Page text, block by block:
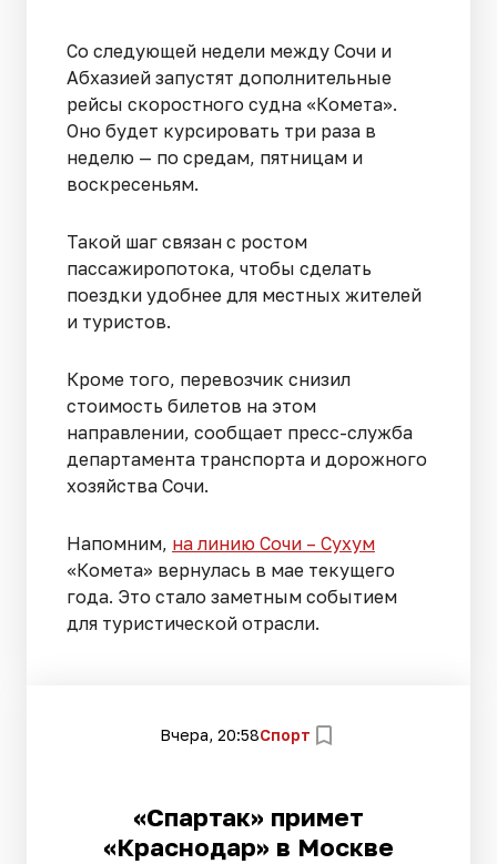
Со следующей недели между Сочи и
Абхазией запустят дополнительные
рейсы скоростного судна «Комета».
Оно будет курсировать три раза в
неделю — по средам, пятницам и
воскресеньям.
Такой шаг связан с ростом
пассажиропотока, чтобы сделать
поездки удобнее для местных жителей
и туристов.
Кроме того, перевозчик снизил
стоимость билетов на этом
направлении, сообщает пресс-служба
департамента транспорта и дорожного
хозяйства Сочи.
Напомним, на линию Сочи – Сухум
«Комета» вернулась в мае текущего
года. Это стало заметным событием
для туристической отрасли.
Вчера, 20:58Спорт
«Спартак» примет
«Краснодар» в Москве